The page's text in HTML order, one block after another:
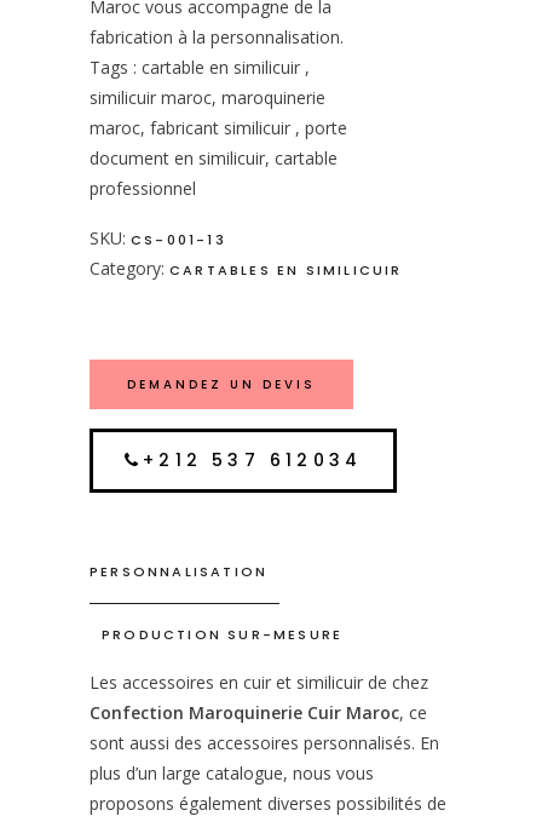
Maroc vous accompagne de la
fabrication à la personnalisation.
Tags : cartable en similicuir ,
similicuir maroc, maroquinerie
maroc, fabricant similicuir , porte
document en similicuir, cartable
professionnel
SKU: CS-001-13
Category: CARTABLES EN SIMILICUIR
DEMANDEZ UN DEVIS
+212 537 612034
PERSONNALISATION
PRODUCTION SUR-MESURE
Les accessoires en cuir et similicuir de chez
Confection Maroquinerie Cuir Maroc, ce
sont aussi des accessoires personnalisés. En
plus d’un large catalogue, nous vous
proposons également diverses possibilités de